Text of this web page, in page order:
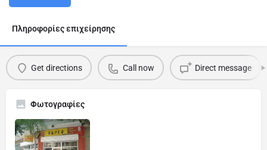
Πληροφορίες επιχείρησης
Get directions Call now Direct message
Φωτογραφίες